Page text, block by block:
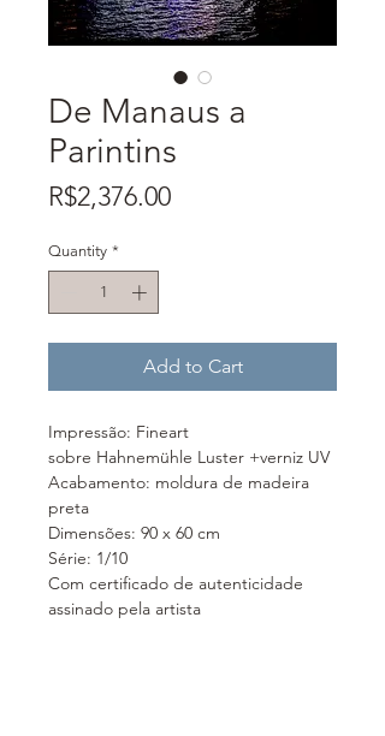
De Manaus a
Parintins
R$2,376.00Price
Quantity *
Add to Cart
Impressão: Fineart
sobre Hahnemühle Luster +verniz UV
Acabamento: moldura de madeira
preta
Dimensões: 90 x 60 cm
Série: 1/10
Com certificado de autenticidade
assinado pela artista